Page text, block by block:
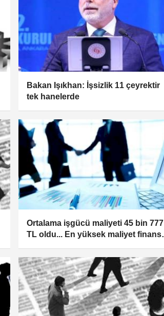
Bakan Işıkhan: İşsizlik 11 çeyrektir
tek hanelerde
Ortalama işgücü maliyeti 45 bin 777
TL oldu... En yüksek maliyet finans